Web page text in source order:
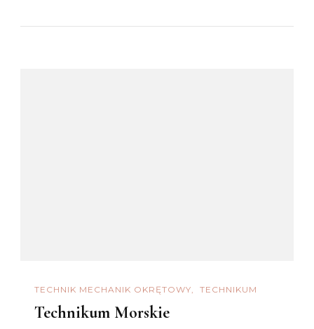
TECHNIK MECHANIK OKRĘTOWY TECHNIKUM
Technikum Morskie